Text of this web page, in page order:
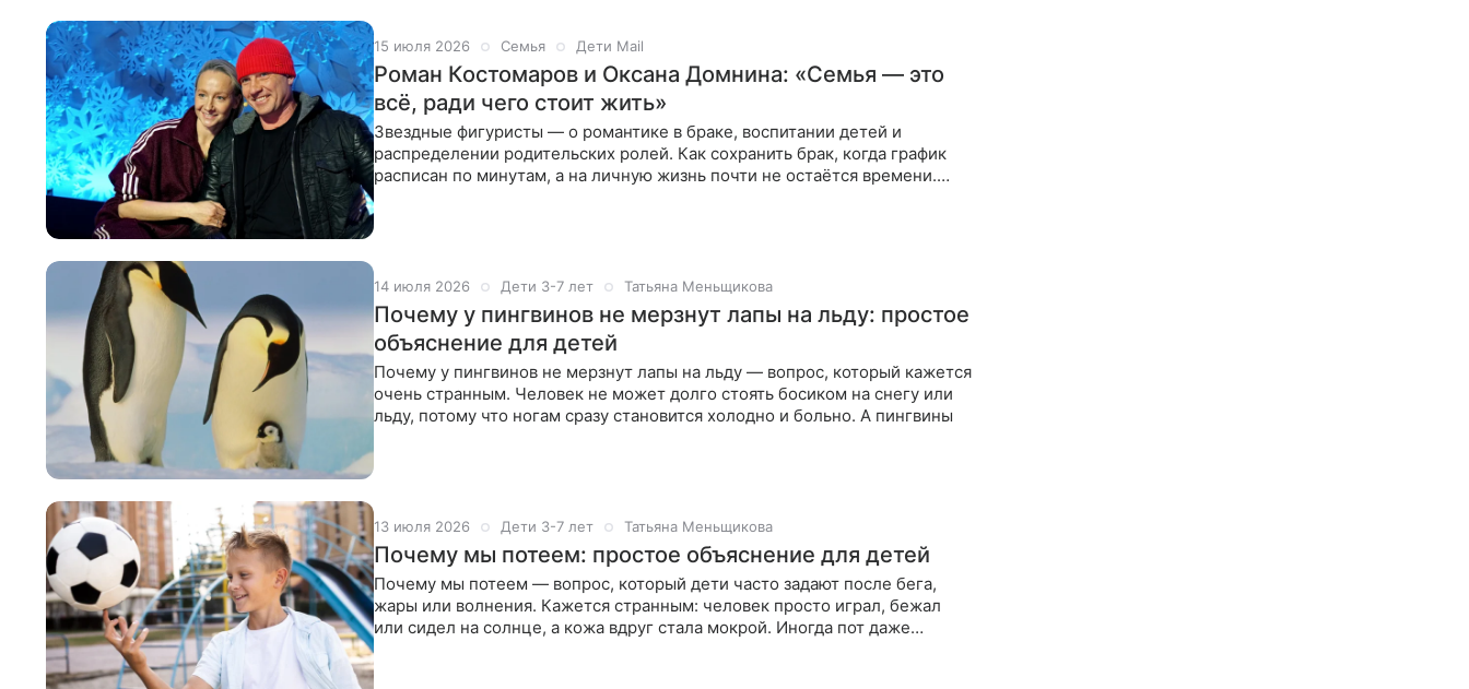
15 июля 2026 Семья Дети Mail
Роман Костомаров и Оксана Домнина: «Семья — это
всё, ради чего стоит жить»
Звездные фигуристы — о романтике в браке, воспитании детей и
распределении родительских ролей. Как сохранить брак, когда график
расписан по минутам, а на личную жизнь почти не остаётся времени.
14 июля 2026 Дети 3-7 лет Татьяна Меньщикова
Почему у пингвинов не мерзнут лапы на льду: простое
объяснение для детей
Почему у пингвинов не мерзнут лапы на льду — вопрос, который кажется
очень странным. Человек не может долго стоять босиком на снегу или
льду, потому что ногам сразу становится холодно и больно. А пингвины
13 июля 2026 Дети 3-7 лет Татьяна Меньщикова
Почему мы потеем: простое объяснение для детей
Почему мы потеем — вопрос, который дети часто задают после бега,
жары или волнения. Кажется странным: человек просто играл, бежал
или сидел на солнце, а кожа вдруг стала мокрой. Иногда пот даже